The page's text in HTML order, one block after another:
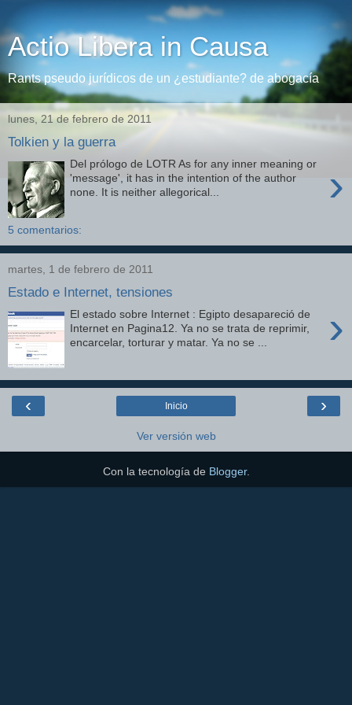
Actio Libera in Causa
Rants pseudo jurídicos de un ¿estudiante? de abogacía
lunes, 21 de febrero de 2011
Tolkien y la guerra
›
Del prólogo de LOTR As for any inner meaning or
'message', it has in the intention of the author
none. It is neither allegorical...
5 comentarios:
martes, 1 de febrero de 2011
Estado e Internet, tensiones
›
El estado sobre Internet : Egipto desapareció de
Internet en Pagina12. Ya no se trata de reprimir,
encarcelar, torturar y matar. Ya no se ...
‹ ›
Inicio
Ver versión web
Con la tecnología de Blogger.